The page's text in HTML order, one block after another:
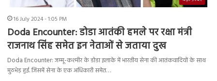
16 July 2024 - 1:05 PM
Doda Encounter: डोडा आतंकी हमले पर रक्षा मंत्री
राजनाथ सिंह समेत इन नेताओं से जताया दुख
Doda Encounter: जम्मू-कश्मीर के डोडा इलाके में भारतीय सेना की आतंकवादियों के साथ
मुठभेड़ हुई. जिसमें सेना के एक अधिकारी समेत…